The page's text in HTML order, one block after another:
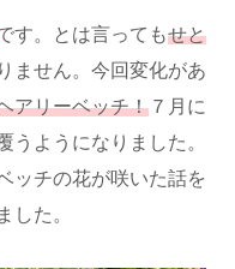
す。とは言ってもせと
ません。今回変化があ
アリーベッチ！ ７月に
うようになりました。
ッチの花が咲いた話を
した。